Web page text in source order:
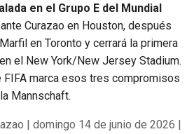
en el Grupo E del Mundial
Curazao en Houston, después
en Toronto y cerrará la primera
el New York/New Jersey Stadium.
FIFA marca esos tres compromisos
Mannschaft.
| domingo 14 de junio de 2026 |